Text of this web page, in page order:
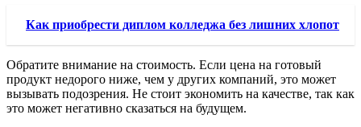
Как приобрести диплом колледжа без лишних хлопот
Обратите внимание на стоимость. Если цена на готовый
продукт недорого ниже, чем у других компаний, это может
вызывать подозрения. Не стоит экономить на качестве, так как
это может негативно сказаться на будущем.